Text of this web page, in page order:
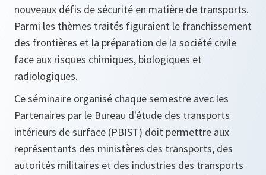
nouveaux défis de sécurité en matière de transports.
Parmi les thèmes traités figuraient le franchissement
des frontières et la préparation de la société civile
face aux risques chimiques, biologiques et
radiologiques.
Ce séminaire organisé chaque semestre avec les
Partenaires par le Bureau d'étude des transports
intérieurs de surface (PBIST) doit permettre aux
représentants des ministères des transports, des
autorités militaires et des industries des transports